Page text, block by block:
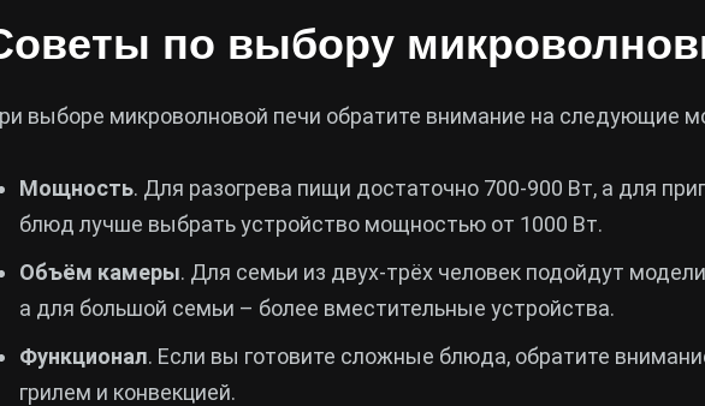
по выбору
выборе микроволновой печи обратите внимание на следующие
Мощность. Для разогрева пищи достаточно 700-900 Вт, а для
блюд лучше выбрать устройство мощностью от 1000 Вт.
Объём камеры. Для семьи из двух-трёх человек подойдут
а для большой семьи – более вместительные устройства.
Функционал. Если вы готовите сложные блюда, обратите
грилем и конвекцией.